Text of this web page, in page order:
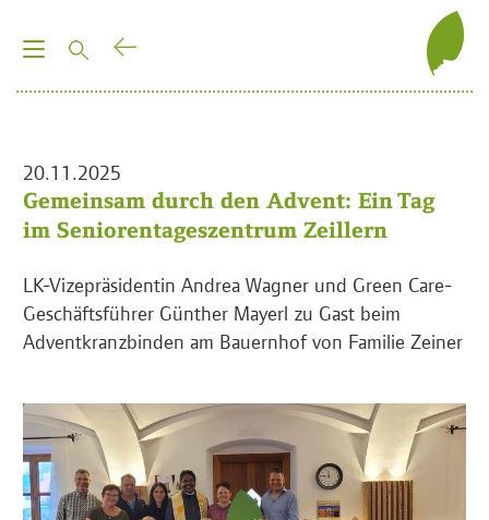
T
l
e
n
v
g
i
o
n
20.11.2025
Gemeinsam durch den Advent: Ein Tag
im Seniorentageszentrum Zeillern
LK-Vizepräsidentin Andrea Wagner und Green Care-
Geschäftsführer Günther Mayerl zu Gast beim
Adventkranzbinden am Bauernhof von Familie Zeiner